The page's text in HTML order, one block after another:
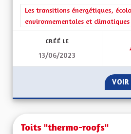
Filtrer les résultats de la
Les transitions énergétiques,
environnementales et climatiques
CRÉÉ LE
13/06/2023
VOIR
Toits "thermo-roofs"